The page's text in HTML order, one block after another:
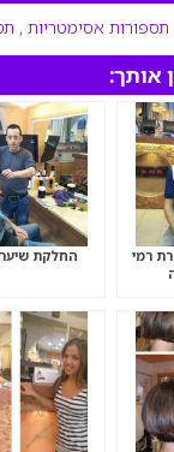
תספורות אסימטריות ,
אותך:
רמי
החלקת